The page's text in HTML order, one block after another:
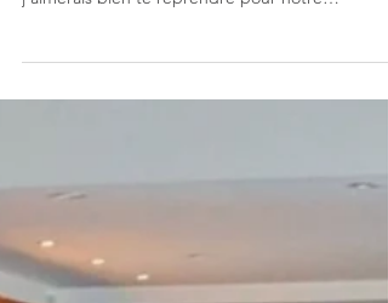
lors de notre carnaval d'hiver, si tu es disponible
j'aimerais bien te reprendre pour notre
événement pour la Fête du Canada. J'aimerais